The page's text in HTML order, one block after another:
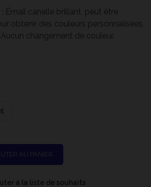
Émail canelle brillant, peut être
obtenir des couleurs personnalisées.
changement de couleur.
AU PANIER
à la liste de souhaits